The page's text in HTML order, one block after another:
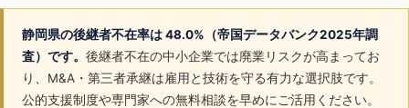
静岡県の後継者不在率は 48.0%（帝国データバンク2025年調
査）です。 後継者不在の中小企業では廃業リスクが高まってお
り、M&A・第三者承継は雇用と技術を守る有力な選択肢です。
公的支援制度や専門家への無料相談を早めにご活用ください。